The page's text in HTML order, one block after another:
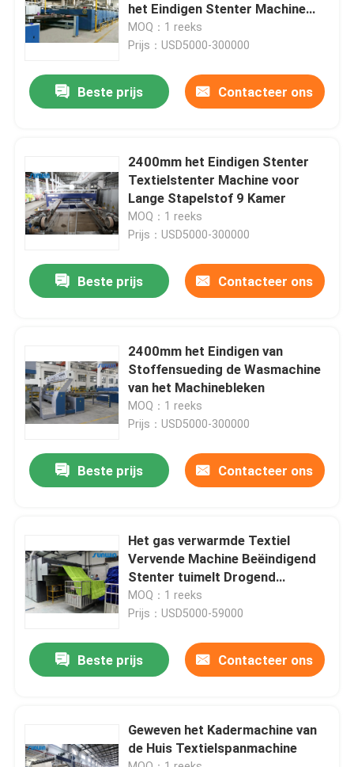
Ongeveer ons
Fabrieksreis
Contacteer ons
Verzoek om een Citaat
textielstentermachine
De Machine van stoffenstenter
het Eindigen Stenter Machine
50hz
MOQ：1 reeks
Prijs：USD5000-300000
Beste prijs Contacteer ons
2400mm het Eindigen Stenter
Textielstenter Machine voor
Lange Stapelstof 9 Kamer
MOQ：1 reeks
Prijs：USD5000-300000
Beste prijs Contacteer ons
2400mm het Eindigen van
Stoffensueding de Wasmachine
van het Machinebleken
MOQ：1 reeks
Prijs：USD5000-300000
Beste prijs Contacteer ons
Het gas verwarmde Textiel
Vervende Machine Beëindigend
Stenter tuimelt Drogend
Materiaal
MOQ：1 reeks
Prijs：USD5000-59000
Beste prijs Contacteer ons
Geweven het Kadermachine van
de Huis Textielspanmachine